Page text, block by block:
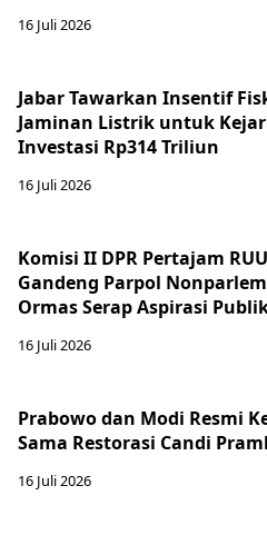
16 Juli 2026
Jabar Tawarkan Insentif
Jaminan Listrik untuk
Investasi Rp314 Triliun
16 Juli 2026
Komisi II DPR Pertajam
Gandeng Parpol
Ormas Serap Aspirasi
16 Juli 2026
Prabowo dan Modi Resmi
Sama Restorasi Candi
16 Juli 2026